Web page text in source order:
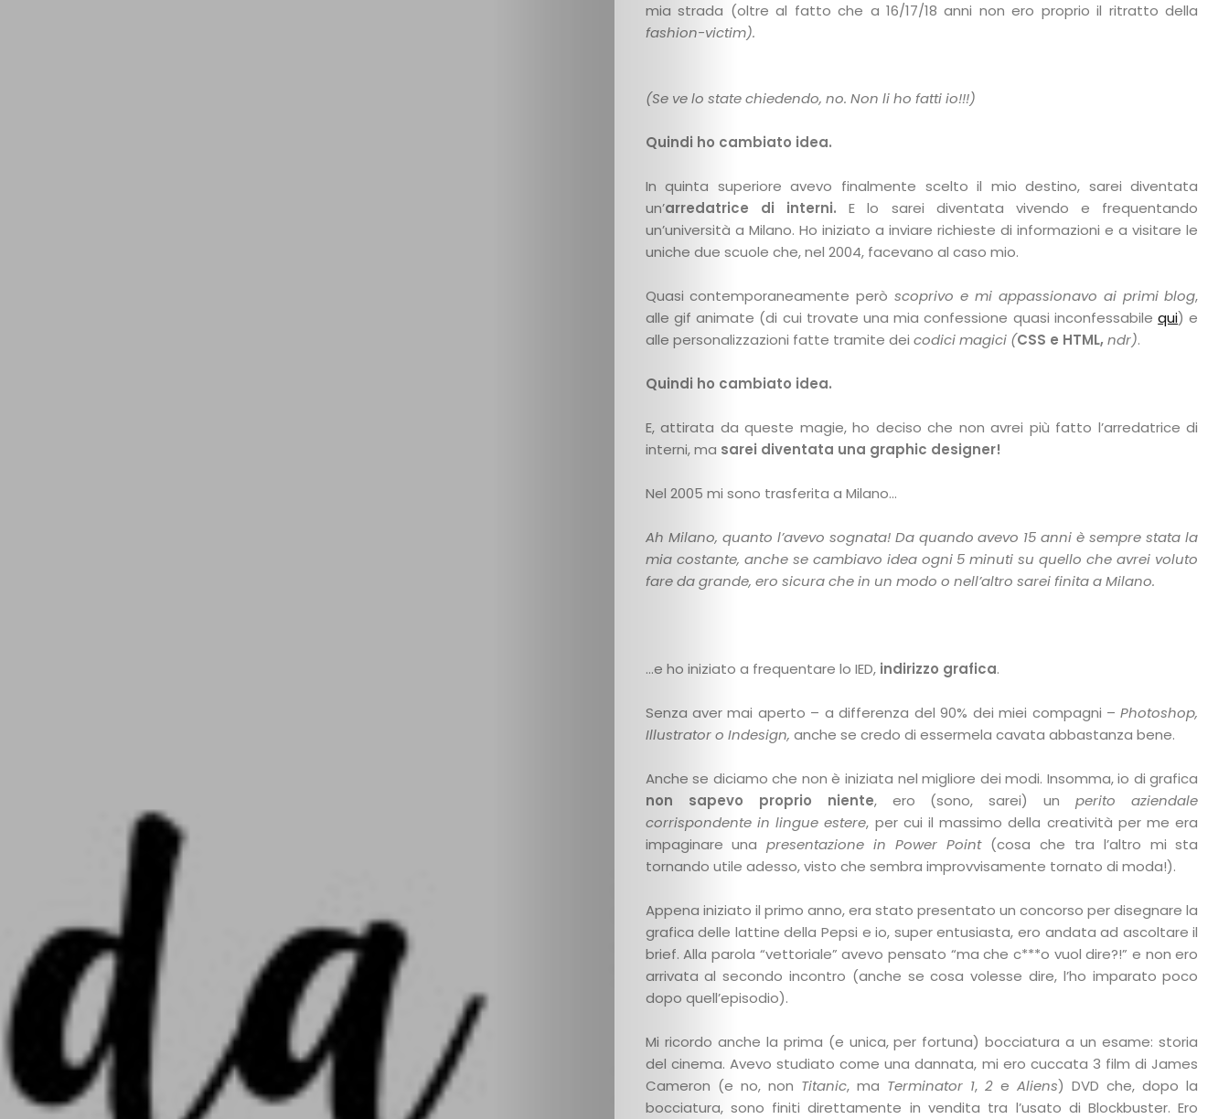
il
blog
categorie
autori
scopri
copiaincolla
mia strada (oltre al fatto che a 16/17/18 anni non ero proprio il ritratto della
fashion-victim).
(Se ve lo state chiedendo, no. Non li ho fatti io!!!)
Quindi ho cambiato idea.
In quinta superiore avevo finalmente scelto il mio destino, sarei diventata
un’arredatrice di interni. E lo sarei diventata vivendo e frequentando
un’università a Milano. Ho iniziato a inviare richieste di informazioni e a visitare le
uniche due scuole che, nel 2004, facevano al caso mio.
Quasi contemporaneamente peròscoprivo e mi appassionavo ai primi blog,
alle gif animate (di cui trovate una mia confessione quasi inconfessabilequi) e
alle personalizzazioni fatte tramite dei codici magici (CSS e HTML, ndr).
Quindi ho cambiato idea.
E, attirata da queste magie, ho deciso che non avrei più fatto l’arredatrice di
interni, ma sarei diventata una graphic designer!
Nel 2005 mi sono trasferita a Milano…
Ah Milano, quanto l’avevo sognata! Da quando avevo 15 anni è sempre stata la
mia costante, anche se cambiavo idea ogni 5 minuti su quello che avrei voluto
fare da grande, ero sicura che in un modo o nell’altro sarei finita a Milano.
…e ho iniziato a frequentare lo IED, indirizzo grafica.
Senza aver mai aperto – a differenza del 90% dei miei compagni –Photoshop,
Illustrator o Indesign, anche se credo di essermela cavata abbastanza bene.
Anche se diciamo che non è iniziata nel migliore dei modi. Insomma, io di grafica
non sapevo proprio niente, ero (sono, sarei) unperito aziendale
corrispondente in lingue estere, per cui il massimo della creatività per me era
impaginare unapresentazione in Power Point(cosa che tra l’altro mi sta
tornando utile adesso, visto che sembra improvvisamente tornato di moda!).
Appena iniziato il primo anno, era stato presentato un concorso per disegnare la
grafica delle lattine della Pepsi e io, super entusiasta, ero andata ad ascoltare il
brief. Alla parola “vettoriale” avevo pensato “ma che c***o vuol dire?!” e non ero
arrivata al secondo incontro (anche se cosa volesse dire, l’ho imparato poco
dopo quell’episodio).
Mi ricordo anche la prima (e unica, per fortuna) bocciatura a un esame: storia
del cinema. Avevo studiato come una dannata, mi ero cuccata 3 film di James
Cameron (e no, non Titanic, ma Terminator 1,2 eAliens) DVD che, dopo la
bocciatura, sono finiti direttamente in vendita tra l’usato di Blockbuster. Ero